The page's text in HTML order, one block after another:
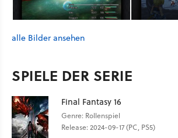
alle Bilder ansehen
SPIELE DER SERIE
Final Fantasy 16
Genre: Rollenspiel
Release: 2024-09-17 (PC, PS5)